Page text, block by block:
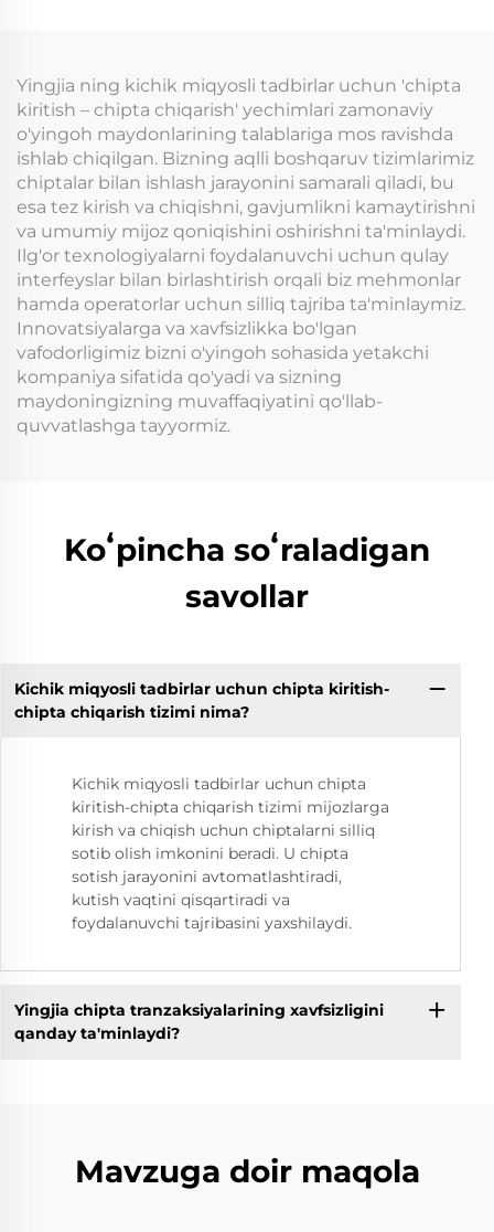
shkafoni/Banilla
Yingjia ning kichik miqyosli tadbirlar uchun 'chipta
kiritish – chipta chiqarish' yechimlari zamonaviy
o'yingoh maydonlarining talablariga mos ravishda
ishlab chiqilgan. Bizning aqlli boshqaruv tizimlarimiz
chiptalar bilan ishlash jarayonini samarali qiladi, bu
esa tez kirish va chiqishni, gavjumlikni kamaytirishni
va umumiy mijoz qoniqishini oshirishni ta'minlaydi.
Ilg'or texnologiyalarni foydalanuvchi uchun qulay
interfeyslar bilan birlashtirish orqali biz mehmonlar
hamda operatorlar uchun silliq tajriba ta'minlaymiz.
Innovatsiyalarga va xavfsizlikka bo'lgan
vafodorligimiz bizni o'yingoh sohasida yetakchi
kompaniya sifatida qo'yadi va sizning
maydoningizning muvaffaqiyatini qo'llab-
quvvatlashga tayyormiz.
Koʻpincha soʻraladigan
savollar
Kichik miqyosli tadbirlar uchun chipta kiritish-
chipta chiqarish tizimi nima?
Kichik miqyosli tadbirlar uchun chipta
kiritish-chipta chiqarish tizimi mijozlarga
kirish va chiqish uchun chiptalarni silliq
sotib olish imkonini beradi. U chipta
sotish jarayonini avtomatlashtiradi,
kutish vaqtini qisqartiradi va
foydalanuvchi tajribasini yaxshilaydi.
Yingjia chipta tranzaksiyalarining xavfsizligini
qanday ta'minlaydi?
Mavzuga doir maqola